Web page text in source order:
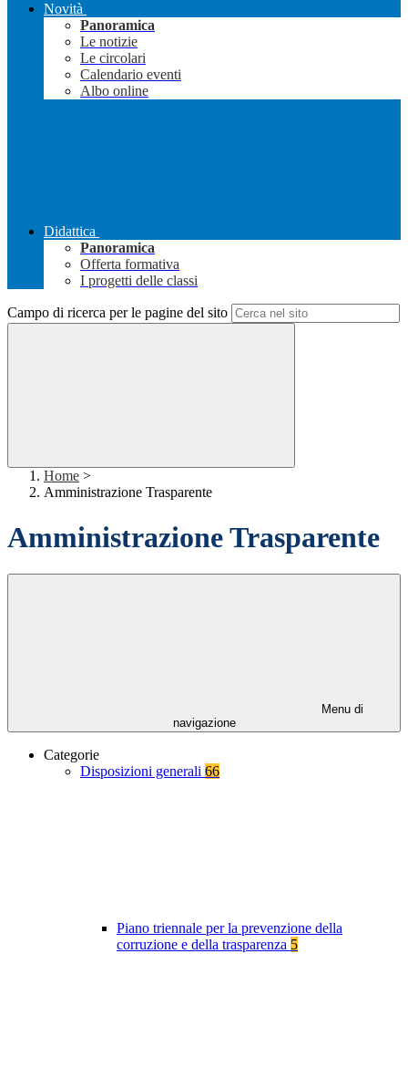
Novità
Panoramica
Le notizie
Le circolari
Calendario eventi
Albo online
Didattica
Panoramica
Offerta formativa
I progetti delle classi
Campo di ricerca per le pagine del sito
Home >
Amministrazione Trasparente
Amministrazione Trasparente
Menu di
navigazione
Categorie
Disposizioni generali 66
Piano triennale per la prevenzione della
corruzione e della trasparenza 5